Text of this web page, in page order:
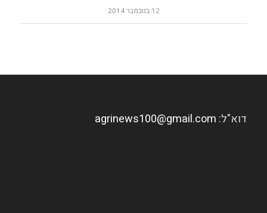
12 בנובמבר 2014
דוא"ל: agrinews100@gmail.com